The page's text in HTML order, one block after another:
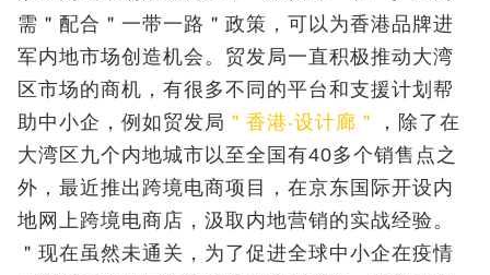
需＂配合＂一带一路＂政策，可以为香港品牌进
军内地市场创造机会。贸发局一直积极推动大湾
区市场的商机，有很多不同的平台和支援计划帮
助中小企，例如贸发局 ＂香港‧设计廊＂
，除了在
大湾区九个内地城市以至全国有40多个销售点之
外，最近推出跨境电商项目，在京东国际开设内
地网上跨境电商店，汲取内地营销的实战经验。
＂现在虽然未通关，为了促进全球中小企在疫情